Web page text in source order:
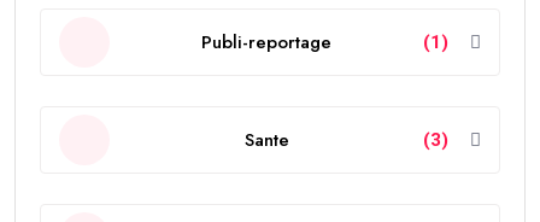
Publi-reportage (1)
Sante (3)